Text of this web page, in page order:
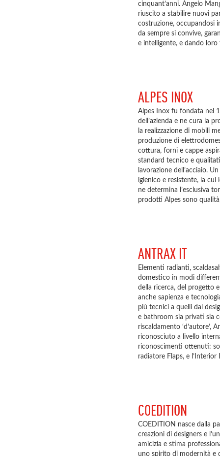
cinquant’anni. Angelo
riuscito a stabilire nuovi
costruzione, occupandosi
da sempre si convive,
e intelligente, e dando
ALPES INOX
Alpes Inox fu fondata nel
dell’azienda e ne cura la
la realizzazione di mobili
produzione di
cottura, forni e cappe
standard tecnico e
lavorazione dell’acciaio.
igienico e resistente, la
ne determina l’esclusiva
prodotti Alpes sono
ANTRAX IT
Elementi radianti,
domestico in modi
della ricerca, del progetto
anche sapienza e
più tecnici a quelli dal
e bathroom sia privati sia
riscaldamento ‘d’autore’,
riconosciuto a livello
riconoscimenti ottenuti:
radiatore Flaps, e
COEDITION
COEDITION nasce dalla
creazioni di designers e
amicizia e stima
uno spirito di modernità e